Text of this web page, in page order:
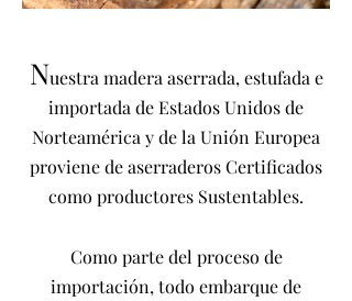
Nuestra madera aserrada, estufada e
importada de Estados Unidos de
Norteamérica y de la Unión Europea
proviene de aserraderos Certificados
como productores Sustentables.
Como parte del proceso de
importación, todo embarque de